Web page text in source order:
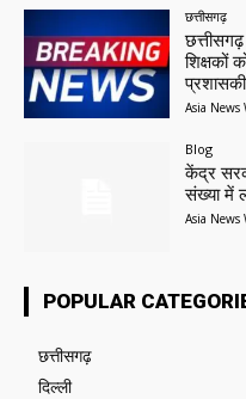
छत्तीसगढ़
शिक्षकों
Asia News
Blog
केंद्र
संख्या में
Asia News
POPULAR
छत्तीसगढ़
दिल्ली